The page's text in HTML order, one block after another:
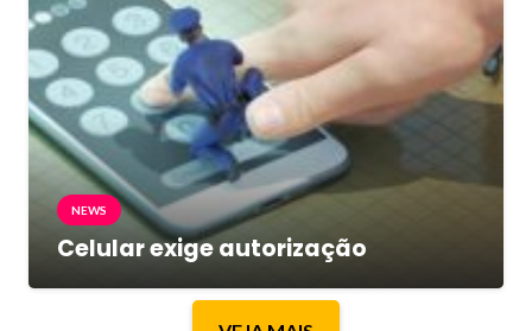
NEWS
Celular exige autorização